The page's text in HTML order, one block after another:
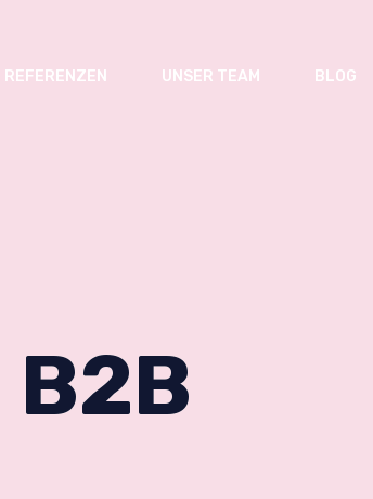
REFERENZEN UNSER TEAM BLOG
B2B